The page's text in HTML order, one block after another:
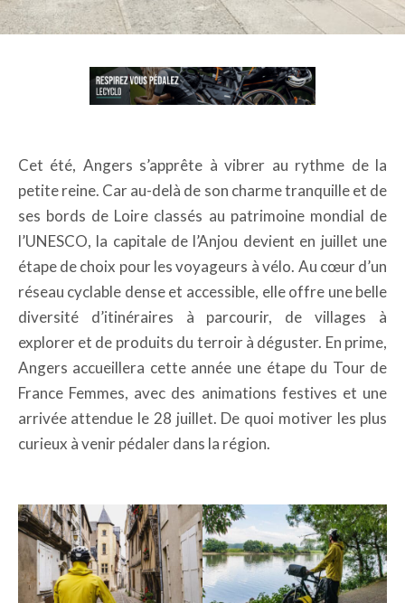
Cet été, Angers s’apprête à vibrer au rythme de la
petite reine. Car au-delà de son charme tranquille et de
ses bords de Loire classés au patrimoine mondial de
l’UNESCO, la capitale de l’Anjou devient en juillet une
étape de choix pour les voyageurs à vélo. Au cœur d’un
réseau cyclable dense et accessible, elle offre une belle
diversité d’itinéraires à parcourir, de villages à
explorer et de produits du terroir à déguster. En prime,
Angers accueillera cette année une étape du Tour de
France Femmes, avec des animations festives et une
arrivée attendue le 28 juillet. De quoi motiver les plus
curieux à venir pédaler dans la région.